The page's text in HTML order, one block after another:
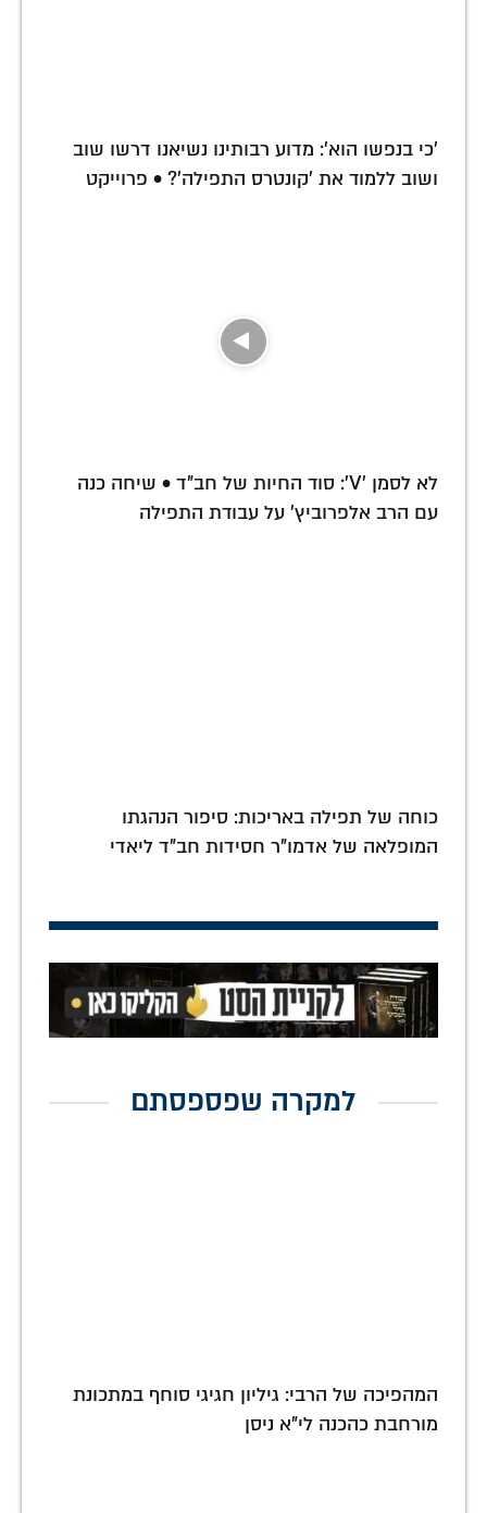
'כי בנפשו הוא': מדוע רבותינו נשיאנו דרשו שוב
ושוב ללמוד את 'קונטרס התפילה'? • פרוייקט
לא לסמן 'V': סוד החיות של חב"ד • שיחה כנה
עם הרב אלפרוביץ' על עבודת התפילה
כוחה של תפילה באריכות: סיפור הנהגתו
המופלאה של אדמו"ר חסידות חב"ד ליאדי
למקרה שפספסתם
המהפיכה של הרבי: גיליון חגיגי סוחף במתכונת
מורחבת כהכנה לי"א ניסן